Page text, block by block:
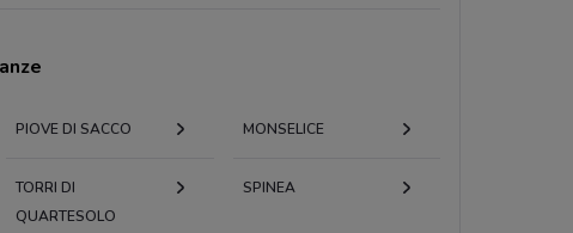
PIOVE DI SACCO MONSELICE
TORRI DI
QUARTESOLO
SPINEA